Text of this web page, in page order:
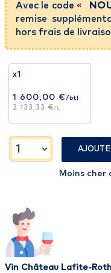
Avec le code «
remise
hors frais de
x1
1 600,00 €/btl
2 133,33 €/L
Moins cher
Vin Château Lafite-